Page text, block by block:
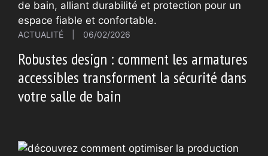
ACTUALITÉ 06/02/2026
Robustes design : comment les armatures
accessibles transforment la sécurité dans
votre salle de bain